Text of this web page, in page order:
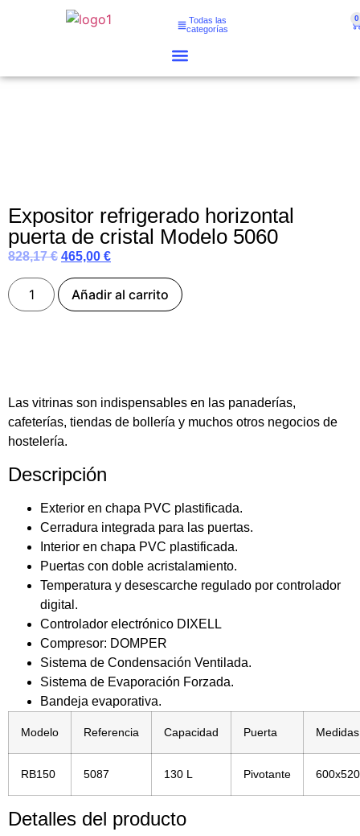
Todas las
categorías
0
Expositor refrigerado horizontal
puerta de cristal Modelo 5060
828,17€ 465,00 €
Añadir al carrito
Las vitrinas son indispensables en las panaderías,
cafeterías, tiendas de bollería y muchos otros negocios de
hostelería.
Descripción
Exterior en chapa PVC plastificada.
Cerradura integrada para las puertas.
Interior en chapa PVC plastificada.
Puertas con doble acristalamiento.
Temperatura y desescarche regulado por controlador
digital.
Controlador electrónico DIXELL
Compresor: DOMPER
Sistema de Condensación Ventilada.
Sistema de Evaporación Forzada.
Bandeja evaporativa.
Modelo Referencia Capacidad Puerta Medidas
RB150 5087 130 L Pivotante
Detalles del producto